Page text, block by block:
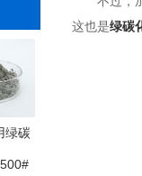
绿碳
这也是绿碳